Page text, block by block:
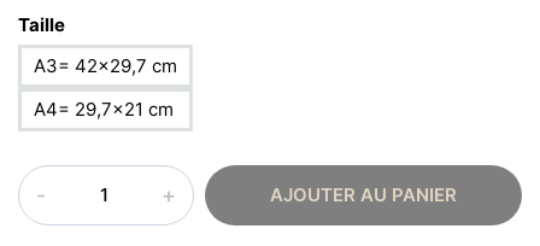
Taille
A3= 42×29,7 cm
A4= 29,7×21 cm
quantité
de
AJOUTER AU PANIER